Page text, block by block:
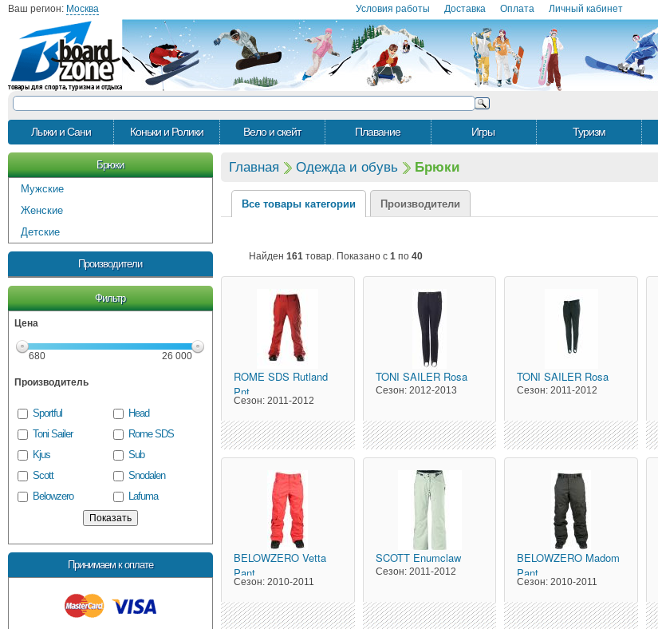
Ваш регион: Москва Условия работы Доставка Оплата Личный кабинет
товары для спорта, туризма и отдыха
Лыжи и Сани Коньки и Ролики Вело и скейт Плавание Игры Туризм
Брюки
Мужские
Женские
Детские
Производители
Фильтр
Цена
680 26 000
Производитель
Sportful
Toni Sailer
Kjus
Scott
Belowzero
Head
Rome SDS
Sub
Snodalen
Lafuma
Принимаем к оплате
Главная Одежда и обувь Брюки
Все товары категории Производители
Найден 161товар. Показано с 1по 40
ROME SDS Rutland
Pnt
Сезон: 2011-2012
TONI SAILER Rosa
Сезон: 2012-2013
TONI SAILER Rosa
Сезон:2011-2012
BELOWZERO Vetta
Pant
Сезон: 2010-2011
SCOTT Enumclaw
Сезон: 2011-2012
BELOWZERO Madom
Pant
Сезон:2010-2011